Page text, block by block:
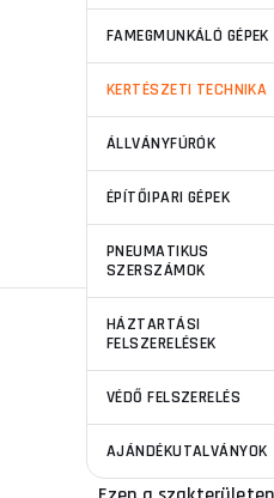
FAMEGMUNKÁLÓ GÉPEK
KERTÉSZETI TECHNIKA
ÁLLVÁNYFÚRÓK
ÉPÍTŐIPARI GÉPEK
PNEUMATIKUS
SZERSZÁMOK
HÁZTARTÁSI
FELSZERELÉSEK
VÉDŐ FELSZERELÉS
AJÁNDÉKUTALVÁNYOK